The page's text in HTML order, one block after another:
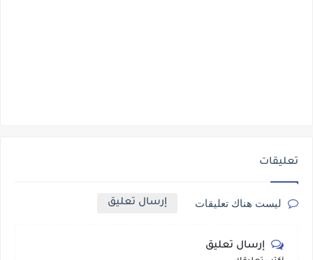
تعليقات
ليست هناك تعليقات إرسال تعليق
إرسال تعليق